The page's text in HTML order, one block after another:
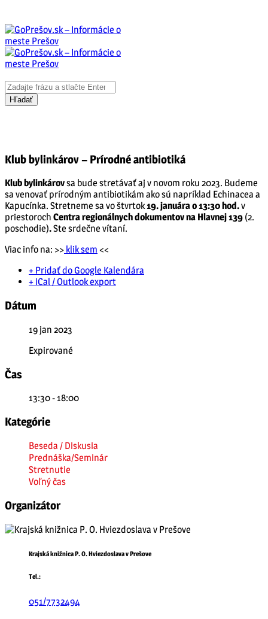
Klub bylinkárov – Prírodné antibiotiká
Klub bylinkárovsa bude stretávať aj v novom roku 2023. Budeme
sa venovať prírodným antibiotikám ako sú napríklad Echinacea a
Kapucínka. Stretneme sa vo štvrtok19. januárao 13:30 hod.v
priestoroch Centra regionálnych dokumentov na Hlavnej 139 (2.
poschodie).Ste srdečne vítaní.
Viac info na: >> klik sem <<
+ Pridať do Google Kalendára
+ iCal / Outlook export
Dátum
19 jan 2023
Expirované
Čas
13:30 - 18:00
Kategórie
Beseda / Diskusia
Prednáška/Seminár
Stretnutie
Voľný čas
Organizátor
Krajská knižnica P. O. Hviezdoslava v Prešove
Tel.:
051/7732494